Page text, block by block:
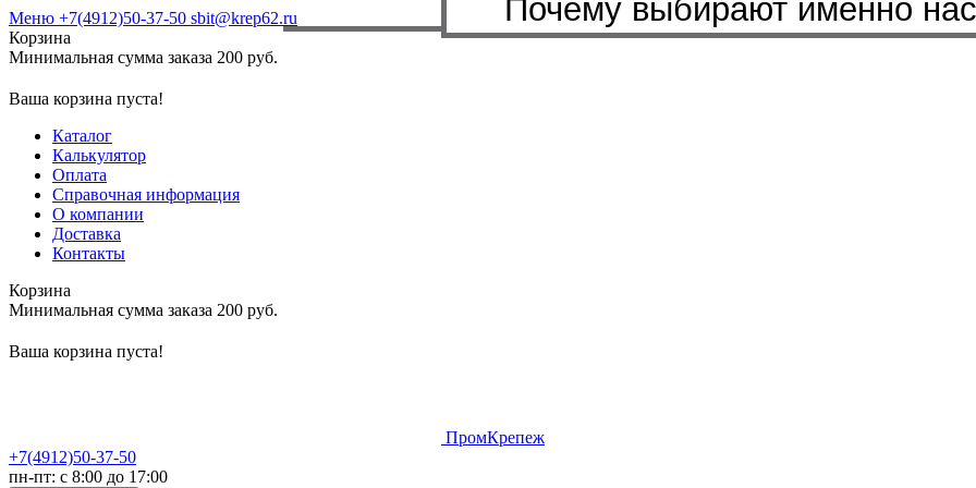
Меню +7(4912)50-37-50 sbit@krep62.ru
Корзина
Минимальная сумма заказа 200 руб.
Ваша корзина пуста!
Каталог
Калькулятор
Оплата
Справочная информация
О компании
Доставка
Контакты
Корзина
Минимальная сумма заказа 200 руб.
Ваша корзина пуста!
ПромКрепеж
+7(4912)50-37-50
пн-пт: с 8:00 до 17:00
Почему выбирают именно